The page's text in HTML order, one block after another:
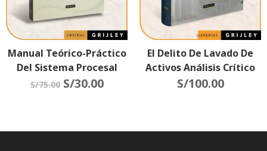
Manual Teórico-Práctico
Del Sistema Procesal
Penal
S/75.00 S/30.00
El Delito De Lavado De
Activos Análisis Crítico
S/100.00